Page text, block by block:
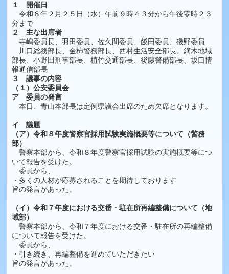
１ 開催日
​令和８年２月２５日（水）午前９時４３分から午後零時２３
分まで
２ 主な出席者
寺嶋委員長、羽田委員、佐久間委員、飯田委員、磯野委員
川口総務部長、金柿警務部長、西村生活安全部長、鏑木地域
部長、小野田刑事部長、植竹交通部長、後藤警備部長、坂口情
報通信部長
３ 議事の内容
（１）公安委員会
ア 委員の発言
本日、青山本部長は定例県議会出席のため欠席となります。
イ 議題
（ア）令和８年度警察官採用試験実施概要等について（警務
部）
警察本部から、令和８年度警察官採用試験の実施概要等につ
いて報告を受けた。
委員から、
・多くの人材が応募されることを期待しております
旨の発言があった。
（イ）令和７年度における交番・駐在所再編整備について（地
域部）
警察本部から、令和７年度における交番・駐在所の再編整備
について報告を受けた。
委員から、
・引き続き、再編整備を進めていただきたい
旨の発言があった。